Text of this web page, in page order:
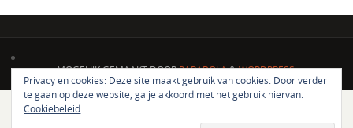
MOGELIJK GEMAAKT DOORPARABOLA&WORDPRESS.
Privacy en cookies: Deze site maakt gebruik van cookies. Door verder
te gaan op deze website, ga je akkoord met het gebruik hiervan.
Cookiebeleid